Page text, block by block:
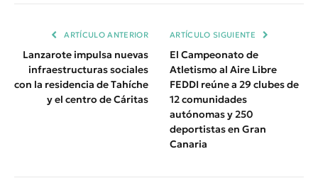
ARTÍCULO ANTERIOR
Lanzarote impulsa nuevas
infraestructuras sociales
con la residencia de Tahíche
y el centro de Cáritas
ARTÍCULO SIGUIENTE
El Campeonato de
Atletismo al Aire Libre
FEDDI reúne a 29 clubes de
12 comunidades
autónomas y 250
deportistas en Gran
Canaria